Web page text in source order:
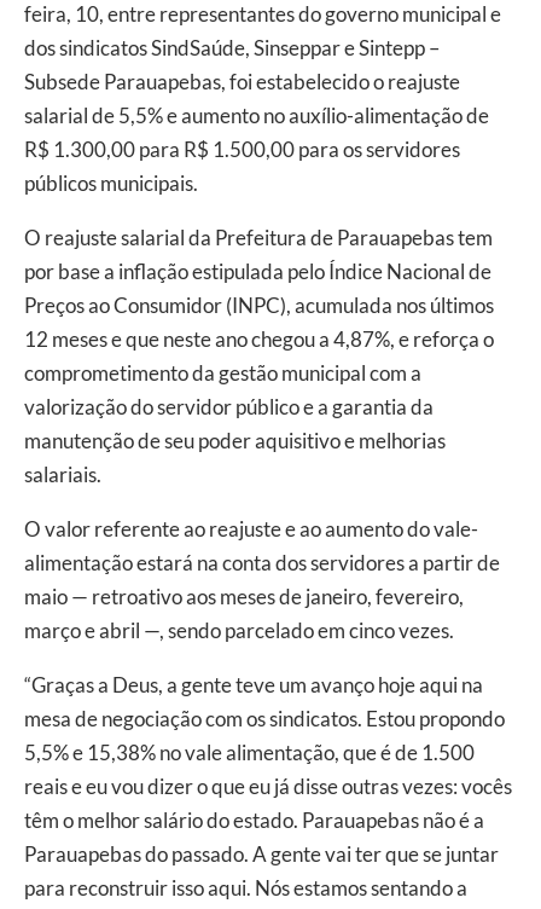
feira, 10, entre representantes do governo municipal e
dos sindicatos SindSaúde, Sinseppar e Sintepp –
Subsede Parauapebas, foi estabelecido o reajuste
salarial de 5,5% e aumento no auxílio-alimentação de
R$ 1.300,00 para R$ 1.500,00 para os servidores
públicos municipais.
O reajuste salarial da Prefeitura de Parauapebas tem
por base a inflação estipulada pelo Índice Nacional de
Preços ao Consumidor (INPC), acumulada nos últimos
12 meses e que neste ano chegou a 4,87%, e reforça o
comprometimento da gestão municipal com a
valorização do servidor público e a garantia da
manutenção de seu poder aquisitivo e melhorias
salariais.
O valor referente ao reajuste e ao aumento do vale-
alimentação estará na conta dos servidores a partir de
maio — retroativo aos meses de janeiro, fevereiro,
março e abril —, sendo parcelado em cinco vezes.
“Graças a Deus, a gente teve um avanço hoje aqui na
mesa de negociação com os sindicatos. Estou propondo
5,5% e 15,38% no vale alimentação, que é de 1.500
reais e eu vou dizer o que eu já disse outras vezes: vocês
têm o melhor salário do estado. Parauapebas não é a
Parauapebas do passado. A gente vai ter que se juntar
para reconstruir isso aqui. Nós estamos sentando a